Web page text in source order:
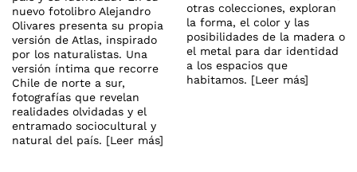
nuevo fotolibro Alejandro
Olivares presenta su propia
versión de Atlas, inspirado
por los naturalistas. Una
versión íntima que recorre
Chile de norte a sur,
fotografías que revelan
realidades olvidadas y el
entramado sociocultural y
natural del país. [Leer más]
otras colecciones, exploran
la forma, el color y las
posibilidades de la madera o
el metal para dar identidad
a los espacios que
habitamos. [Leer más]